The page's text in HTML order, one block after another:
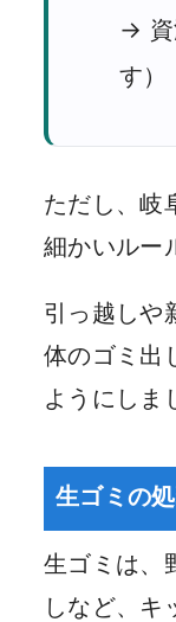
→ 資
す）
ただし、岐
細かいルー
引っ越しや
体のゴミ出
ようにしま
生ゴミの
生ゴミは、
しなど、キ